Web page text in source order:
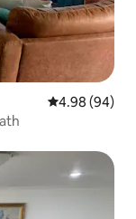
Ukadiriaji wa
4.98 (94)